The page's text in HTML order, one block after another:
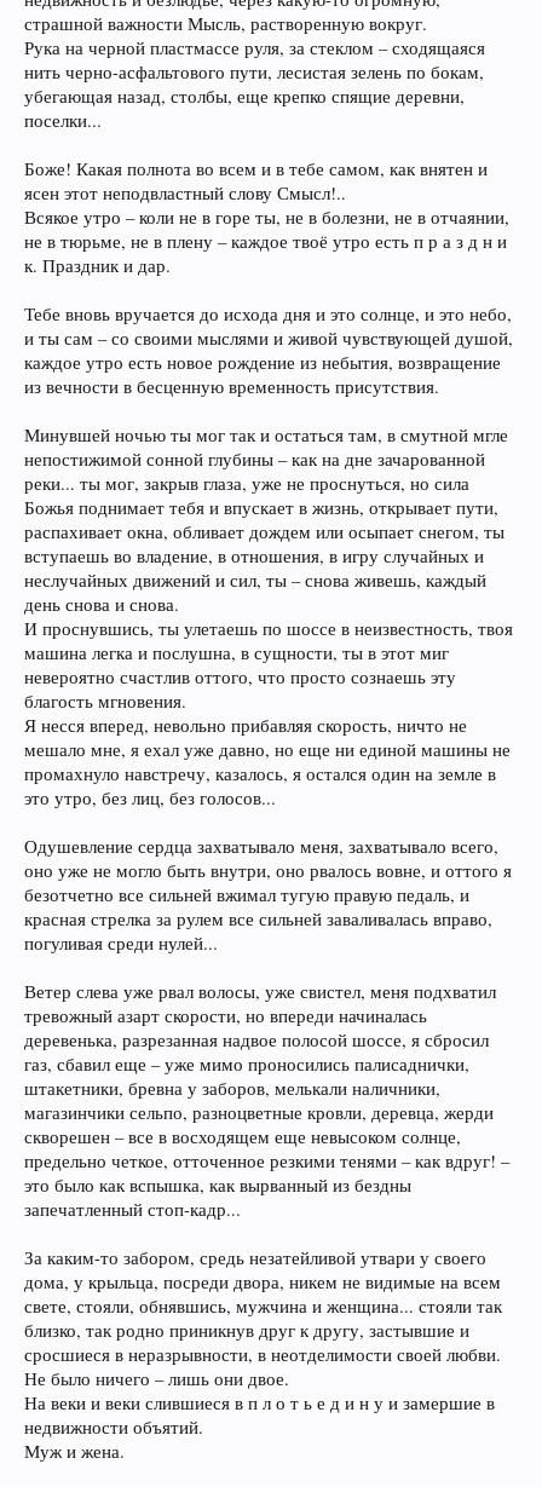
страшной важности Мысль, растворенную вокруг.
Рука на черной пластмассе руля, за стеклом – сходящаяся
нить черно-асфальтового пути, лесистая зелень по бокам,
убегающая назад, столбы, еще крепко спящие деревни,
поселки...
Боже! Какая полнота во всем и в тебе самом, как внятен и
ясен этот неподвластный слову Смысл!..
Всякое утро – коли не в горе ты, не в болезни, не в отчаянии,
не в тюрьме, не в плену – каждое твоё утро есть п р а з д н и
к. Праздник и дар.
Тебе вновь вручается до исхода дня и это солнце, и это небо,
и ты сам – со своими мыслями и живой чувствующей душой,
каждое утро есть новое рождение из небытия, возвращение
из вечности в бесценную временность присутствия.
Минувшей ночью ты мог так и остаться там, в смутной мгле
непостижимой сонной глубины – как на дне зачарованной
реки... ты мог, закрыв глаза, уже не проснуться, но сила
Божья поднимает тебя и впускает в жизнь, открывает пути,
распахивает окна, обливает дождем или осыпает снегом, ты
вступаешь во владение, в отношения, в игру случайных и
неслучайных движений и сил, ты – снова живешь, каждый
день снова и снова.
И проснувшись, ты улетаешь по шоссе в неизвестность, твоя
машина легка и послушна, в сущности, ты в этот миг
невероятно счастлив оттого, что просто сознаешь эту
благость мгновения.
Я несся вперед, невольно прибавляя скорость, ничто не
мешало мне, я ехал уже давно, но еще ни единой машины не
промахнуло навстречу, казалось, я остался один на земле в
это утро, без лиц, без голосов...
Одушевление сердца захватывало меня, захватывало всего,
оно уже не могло быть внутри, оно рвалось вовне, и оттого я
безотчетно все сильней вжимал тугую правую педаль, и
красная стрелка за рулем все сильней заваливалась вправо,
погуливая среди нулей...
Ветер слева уже рвал волосы, уже свистел, меня подхватил
тревожный азарт скорости, но впереди начиналась
деревенька, разрезанная надвое полосой шоссе, я сбросил
газ, сбавил еще – уже мимо проносились палисаднички,
штакетники, бревна у заборов, мелькали наличники,
магазинчики сельпо, разноцветные кровли, деревца, жерди
скворешен – все в восходящем еще невысоком солнце,
предельно четкое, отточенное резкими тенями – как вдруг! –
это было как вспышка, как вырванный из бездны
запечатленный стоп-кадр...
За каким-то забором, средь незатейливой утвари у своего
дома, у крыльца, посреди двора, никем не видимые на всем
свете, стояли, обнявшись, мужчина и женщина... стояли так
близко, так родно приникнув друг к другу, застывшие и
сросшиеся в неразрывности, в неотделимости своей любви.
Не было ничего – лишь они двое.
На веки и веки слившиеся в п л о т ь е д и н у и замершие в
недвижности объятий.
Муж и жена.